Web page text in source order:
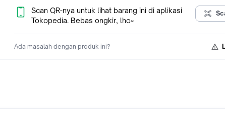
Sedikit tips dalam pemilihan dan perawatan part ini :
2. Gunakan air radiator/coolant sesuai dengan petunjuk dan
Scan QR-nya untuk lihat barang ini di aplikasi
Tokopedia. Bebas ongkir, lho~
Ada masalah dengan produk ini?